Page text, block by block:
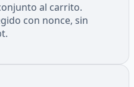
al carrito.
con nonce, sin